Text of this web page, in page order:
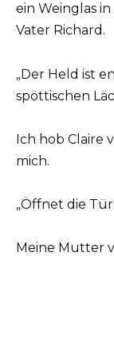
ein Weinglas
Vater Richard.
„Der Held ist
spöttischen
Ich hob Claire
mich.
„Öffnet die
Meine Mutter